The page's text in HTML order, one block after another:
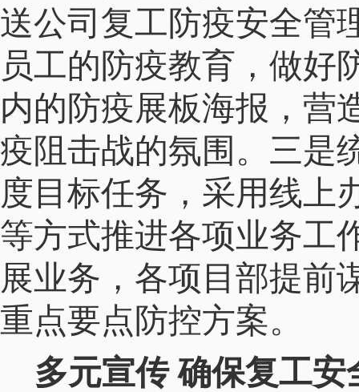
送公司复工防疫安全管
员工的防疫教育，做好
内的防疫展板海报，营
疫阻击战的氛围。三是
度目标任务，采用线上
等方式推进各项业务工
展业务，各项目部提前
重点要点防控方案。
多元宣传 确保复工安